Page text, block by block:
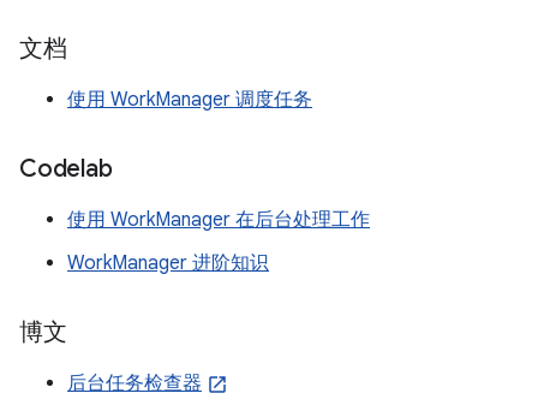
文档
使用 WorkManager 调度任务
Codelab
使用 WorkManager 在后台处理工作
WorkManager 进阶知识
博文
后台任务检查器